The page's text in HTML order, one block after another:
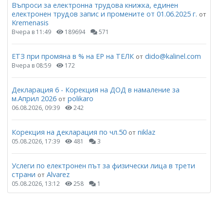
Въпроси за електронна трудова книжка, единен
електронен трудов запис и промените от 01.06.2025 г. от
Kremenasis
Вчера в 11:49 189694 571
ЕТЗ при промяна в % на ЕР на ТЕЛК от dido@kalinel.com
Вчера в 08:59 172
Декларация 6 - Корекция на ДОД в намаление за
м.Април 2026 от polikaro
06.08.2026, 09:39 242
Корекция на декларация по чл.50 от niklaz
05.08.2026, 17:39 481 3
Услеги по електронен път за физически лица в трети
страни от Alvarez
05.08.2026, 13:12 258 1